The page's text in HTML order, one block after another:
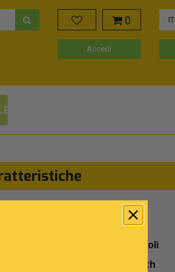
0 IT
Accedi
E.Toffoli - G.Carletti - O.Veroli
Melodic line with